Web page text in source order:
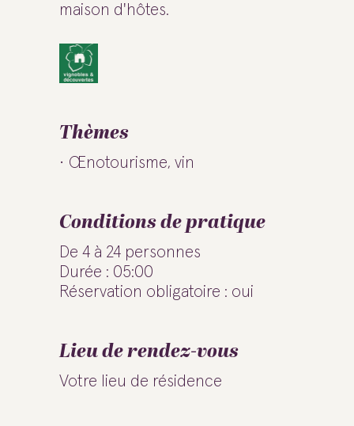
maison d'hôtes.
Thèmes
Œnotourisme, vin
Conditions de pratique
De 4 à 24 personnes
Durée : 05:00
Réservation obligatoire : oui
Lieu de rendez-vous
Votre lieu de résidence